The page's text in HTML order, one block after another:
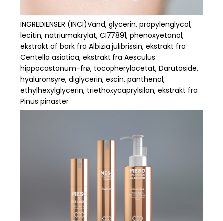
INGREDIENSER (INCI)Vand, glycerin, propylenglycol,
lecitin, natriumakrylat, CI77891, phenoxyetanol,
ekstrakt af bark fra Albizia julibrissin, ekstrakt fra
Centella asiatica, ekstrakt fra Aesculus
hippocastanum-frø, tocopherylacetat, Darutoside,
hyaluronsyre, diglycerin, escin, panthenol,
ethylhexylglycerin, triethoxycaprylsilan, ekstrakt fra
Pinus pinaster